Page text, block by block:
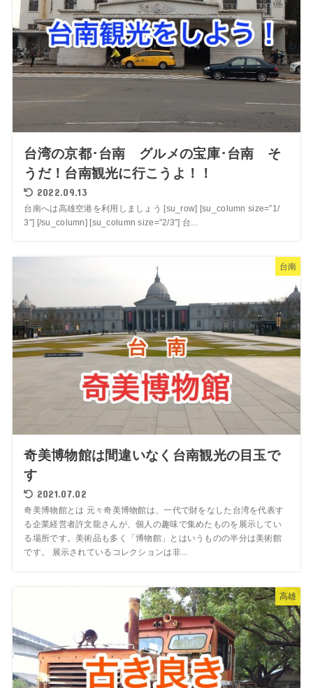
台湾の京都･台南 グルメの宝庫･台南 そ
うだ！台南観光に行こうよ！！
2022.09.13
台南へは高雄空港を利用しましょう [su_row] [su_column size=”1/
3″] [/su_column] [su_column size=”2/3″] 台...
台南
奇美博物館は間違いなく台南観光の目玉で
す
2021.07.02
奇美博物館とは 元々奇美博物館は、一代で財をなした台湾を代表す
る企業経営者許文龍さんが、個人の趣味で集めたものを展示してい
る場所です。美術品も多く「博物館」とはいうものの半分は美術館
です。 展示されているコレクションは非...
高雄